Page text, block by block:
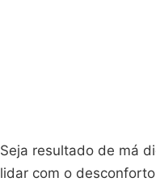
Seja resultado de má
lidar com o